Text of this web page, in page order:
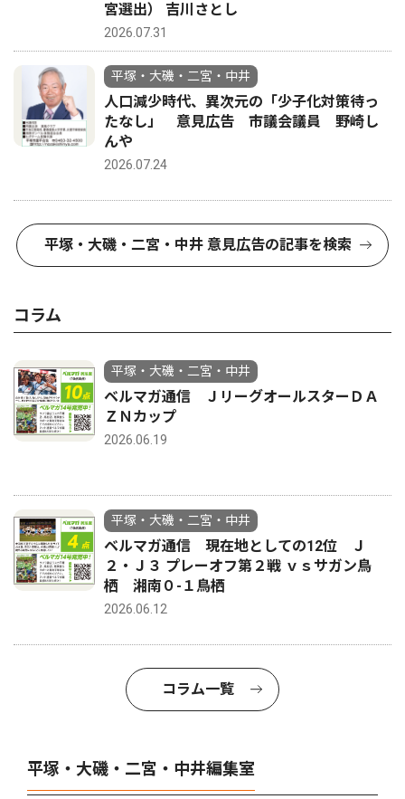
宮選出） 吉川さとし
2026.07.31
平塚・大磯・二宮・中井
人口減少時代、異次元の「少子化対策待っ
たなし」 意見広告 市議会議員 野崎し
んや
2026.07.24
平塚・大磯・二宮・中井 意見広告の記事を検索
コラム
平塚・大磯・二宮・中井
ベルマガ通信 ＪリーグオールスターＤＡ
ＺＮカップ
2026.06.19
平塚・大磯・二宮・中井
ベルマガ通信 現在地としての12位 Ｊ
２・Ｊ３ プレーオフ第２戦 ｖｓサガン鳥
栖 湘南０-１鳥栖
2026.06.12
コラム一覧
平塚・大磯・二宮・中井編集室